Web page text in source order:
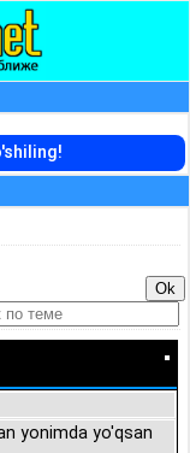
yonimda yo'qsan